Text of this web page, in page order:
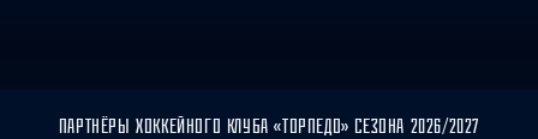
ПАРТНЁРЫ ХОККЕЙНОГО КЛУБА «ТОРПЕДО» СЕЗОНА 2026/2027